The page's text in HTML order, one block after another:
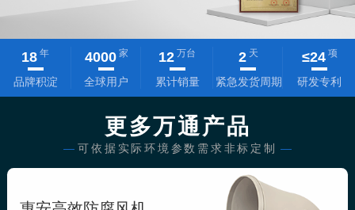
18 年
品牌积淀
4000家
全球用户
12 万台
累计销量
2 天
紧急发货周期
≤24 项
研发专利
更多万通产品
— 可依据实际环境参数需求非标定制 —